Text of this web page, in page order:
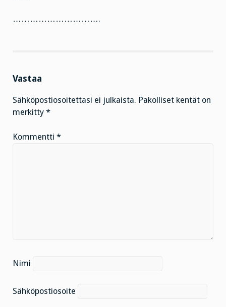
………………………….
Vastaa
Sähköpostiosoitettasi ei julkaista. Pakolliset kentät on
merkitty *
Kommentti *
Nimi
Sähköpostiosoite